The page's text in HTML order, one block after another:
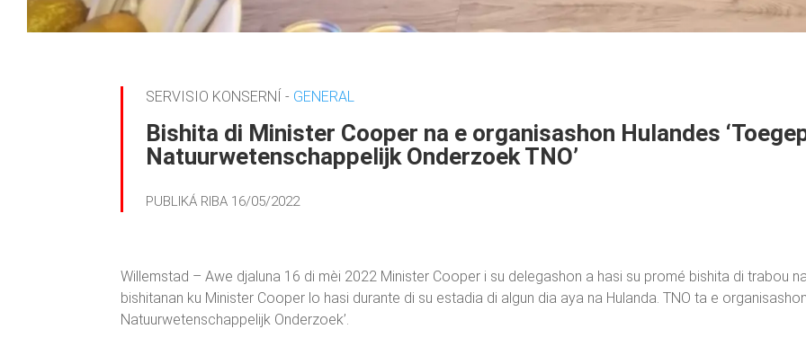
SERVISIO KONSERNÍ - GENERAL
Bishita di Minister Cooper na e organisashon Hulandes
Natuurwetenschappelijk Onderzoek TNO’
PUBLIKÁ RIBA 16/05/2022
Willemstad – Awe djaluna 16 di mèi 2022 Minister Cooper i su delegashon a hasi su promé bishita di trabou
bishitanan ku Minister Cooper lo hasi durante di su estadia di algun dia aya na Hulanda. TNO ta e
Natuurwetenschappelijk Onderzoek’.